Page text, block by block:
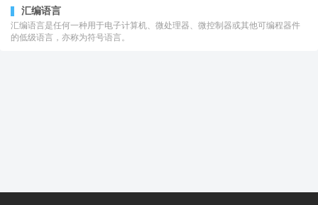
汇编语言
汇编语言是任何一种用于电子计算机、微处理器、微控制器或其他可编程器件
的低级语言，亦称为符号语言。